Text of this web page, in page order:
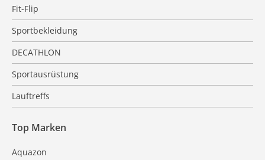
Fit-Flip
Sportbekleidung
DECATHLON
Sportausrüstung
Lauftreffs
Top Marken
Aquazon